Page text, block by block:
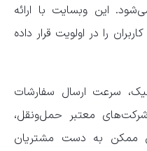
این وبسایت با ارائه
را در اولویت قرار داده
سرعت ارسال سفارشات
معتبر حمل‌ونقل،
ممکن به دست مشتریان